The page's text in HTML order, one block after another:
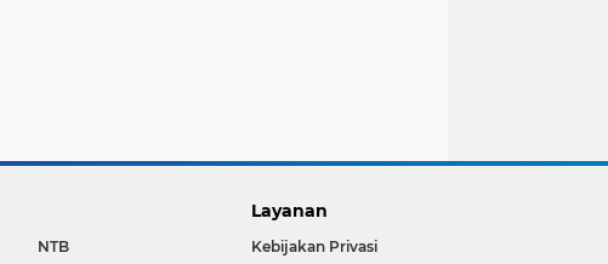
NTB
Layanan
Kebijakan Privasi